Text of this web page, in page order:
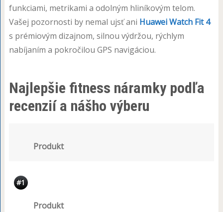
funkciami, metrikami a odolným hliníkovým telom.
Vašej pozornosti by nemal ujsť ani Huawei Watch Fit 4
s prémiovým dizajnom, silnou výdržou, rýchlym
nabíjaním a pokročilou GPS navigáciou.
Najlepšie fitness náramky podľa
recenzií a nášho výberu
Produkt
#1
Produkt